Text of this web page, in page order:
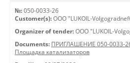
№: 050-0033-26
Customer(s): OOO "LUKOIL-
Organizer of tender: OOO "LUKOIL-
Documents: ПРИГЛАШЕНИЕ 050-0033-
Площадка катализаторов